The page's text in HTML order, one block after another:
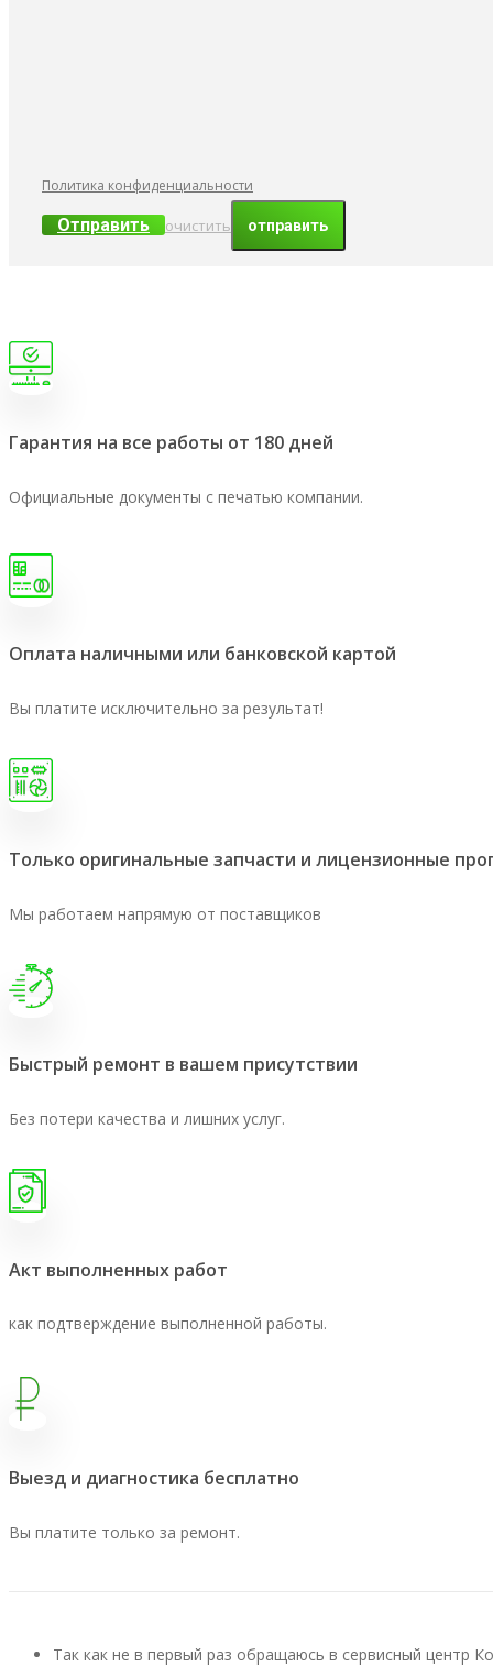
Политика конфиденциальности
Отправить очистить
Гарантия на все работы от 180 дней
Официальные документы с печатью компании.
Оплата наличными или банковской картой
Вы платите исключительно за результат!
Только оригинальные запчасти и лицензионные
Мы работаем напрямую от поставщиков
Быстрый ремонт в вашем присутствии
Без потери качества и лишних услуг.
Акт выполненных работ
как подтверждение выполненной работы.
Выезд и диагностика бесплатно
Вы платите только за ремонт.
Так как не в первый раз обращаюсь в сервисный центр